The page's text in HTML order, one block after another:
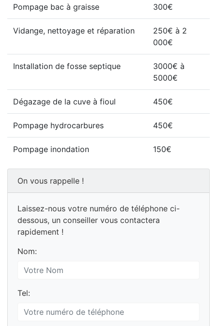
Pompage bac à graisse 300€
Vidange, nettoyage et réparation
250€ à 2
000€
Installation de fosse septique
3000€ à
5000€
Dégazage de la cuve à fioul 450€
Pompage hydrocarbures 450€
Pompage inondation 150€
On vous rappelle !
Laissez-nous votre numéro de téléphone ci-
dessous, un conseiller vous contactera
rapidement !
Nom:
Tel: